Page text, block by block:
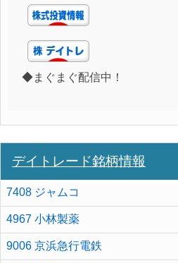
◆まぐまぐ配信中！
デイトレード銘柄情報
7408 ジャムコ
4967 小林製薬
9006 京浜急行電鉄